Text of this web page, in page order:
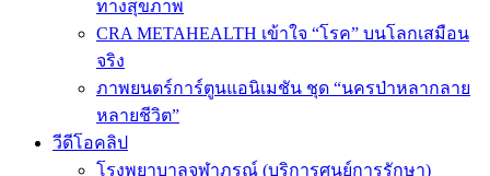
ทางสุขภาพ
CRA METAHEALTH เข้าใจ “โรค” บนโลกเสมือน
จริง
ภาพยนตร์การ์ตูนแอนิเมชัน ชุด “นครป่าหลากลาย
หลายชีวิต”
วีดีโอคลิป
โรงพยาบาลจุฬาภรณ์ (บริการศูนย์การรักษา)